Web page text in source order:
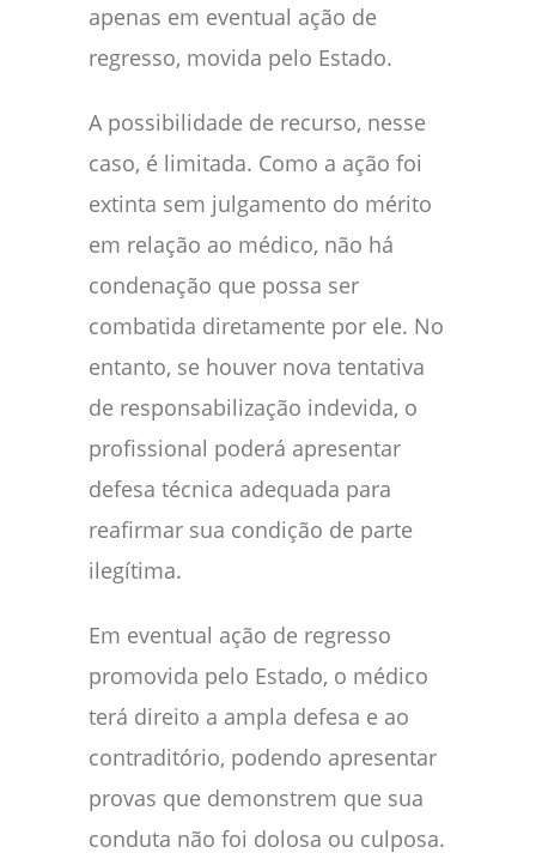
apenas em eventual ação de
regresso, movida pelo Estado.
A possibilidade de recurso, nesse
caso, é limitada. Como a ação foi
extinta sem julgamento do mérito
em relação ao médico, não há
condenação que possa ser
combatida diretamente por ele. No
entanto, se houver nova tentativa
de responsabilização indevida, o
profissional poderá apresentar
defesa técnica adequada para
reafirmar sua condição de parte
ilegítima.
Em eventual ação de regresso
promovida pelo Estado, o médico
terá direito a ampla defesa e ao
contraditório, podendo apresentar
provas que demonstrem que sua
conduta não foi dolosa ou culposa.